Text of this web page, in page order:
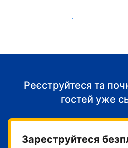
Розпочніть приймати гостей
Реєструйтеся та
гостей уже
Зареструйтеся